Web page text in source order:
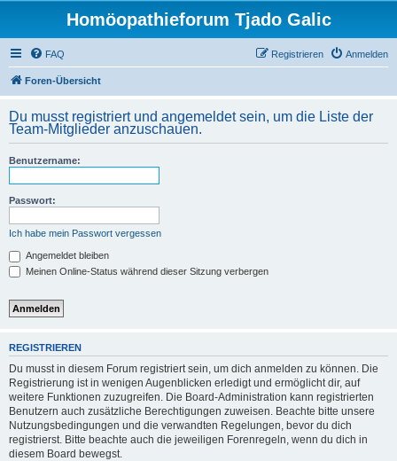
Homöopathieforum Tjado Galic
FAQ Anmelden
Registrieren
Foren-Übersicht
Du musst registriert und angemeldet sein, um die Liste der
Team-Mitglieder anzuschauen.
Benutzername:
Passwort:
Ich habe mein Passwort vergessen
Angemeldet bleiben
Meinen Online-Status während dieser Sitzung verbergen
REGISTRIEREN
Du musst in diesem Forum registriert sein, um dich anmelden zu können. Die
Registrierung ist in wenigen Augenblicken erledigt und ermöglicht dir, auf
weitere Funktionen zuzugreifen. Die Board-Administration kann registrierten
Benutzern auch zusätzliche Berechtigungen zuweisen. Beachte bitte unsere
Nutzungsbedingungen und die verwandten Regelungen, bevor du dich
registrierst. Bitte beachte auch die jeweiligen Forenregeln, wenn du dich in
diesem Board bewegst.